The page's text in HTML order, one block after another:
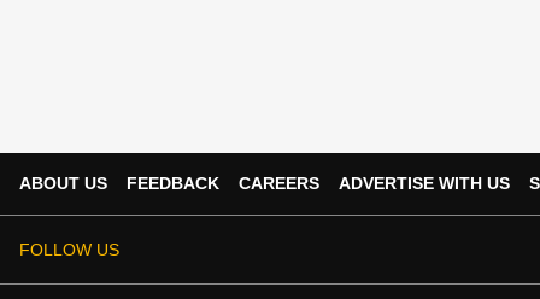
ABOUT US FEEDBACK CAREERS ADVERTISE WITH US
FOLLOW US